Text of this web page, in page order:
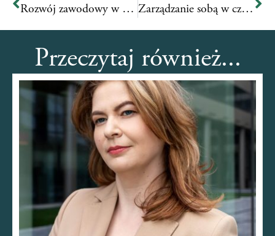
Rozwój zawodowy w 15 minut dziennie Zarządzanie sobą w czasie – moje techniki!
Przeczytaj również...